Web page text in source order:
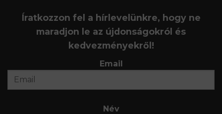
Íratkozzon fel a hírlevelünkre, hogy ne
maradjon le az újdonságokról és
kedvezményekről!
Email
Név